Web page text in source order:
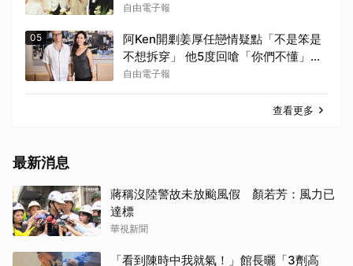
自由電子報
05
阿Ken開剿姜厚任戀情疑點「不是笨是
不想拆穿」 他5度回嗆「你們不懂」：
我來教育你們
自由電子報
查看更多
最新消息
蔣稱沒陸警故未放颱風假 顏若芳：風力已
達標
華視新聞
「看到陳時中我就氣！」館長曬「3劑高